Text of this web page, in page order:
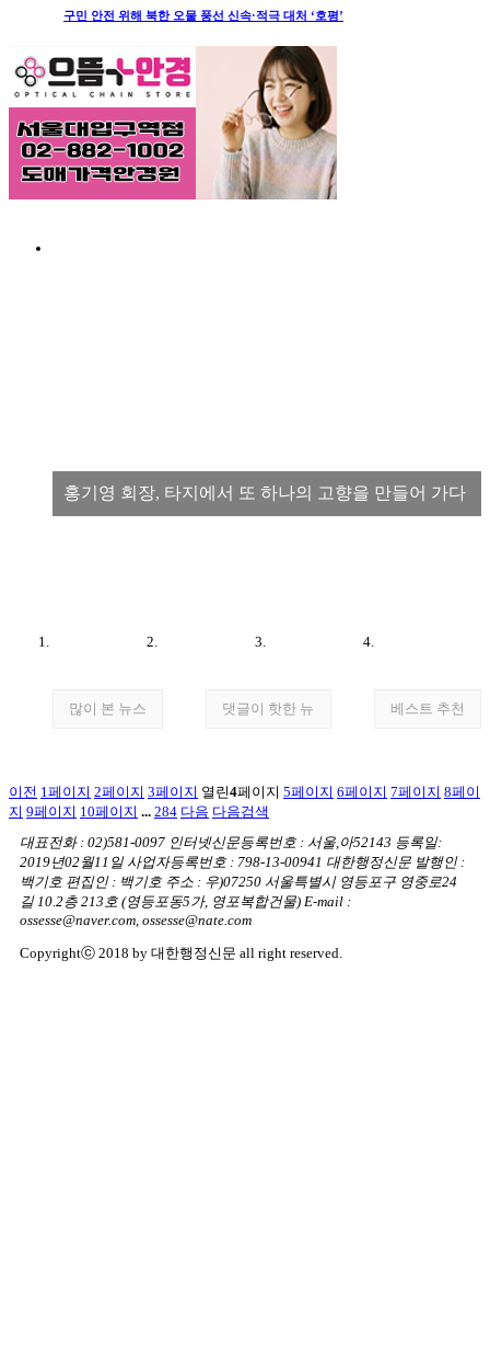
구민 안전 위해 북한 오물 풍선 신속·적극 대처 ‘호평’
홍기영 회장, 타지에서 또 하나의 고향을 만들어 가다
많이 본 뉴스 댓글이 핫한 뉴 베스트 추천
이전 1 페이지 2페이지 3페이지 열린4페이지 5페이지 6페이지 7페이지 8페이
지 9페이지 10페이지 ... 284 다음 다음검색
대표전화 : 02)581-0097 인터넷신문등록번호 : 서울,아52143 등록일:
2019년02월11일 사업자등록번호 : 798-13-00941 대한행정신문 발행인 :
백기호 편집인 : 백기호 주소 : 우)07250 서울특별시 영등포구 영중로24
길 10.2층 213호 (영등포동5가, 영포복합건물) E-mail :
ossesse@naver.com, ossesse@nate.com
Copyrightⓒ 2018 by 대한행정신문 all right reserved.